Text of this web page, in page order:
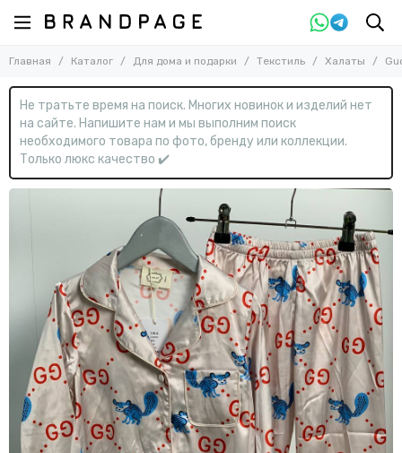
Назад
Для дома и подарки
Смотреть все товары
Текстиль
Назад
Текстиль
Смотреть все товары
Одеяла
Пледы
Подушки
Полотенца
Офисные товары и подарки
Главная Каталог Для дома и подарки Текстиль Халаты
Не тратьте время на поиск. Многих новинок и изделий нет
на сайте. Напишите нам и мы выполним поиск
необходимого товара по фото, бренду или коллекции.
Только люкс качество ✔️